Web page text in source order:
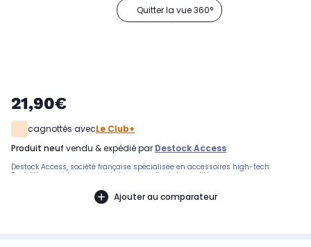
Quitter la vue 360°
21,90€
cagnottés avecLe Club+
produit neuf vendu & expédié par Destock Access
Destock Access, société française spécialisée en accessoires high-tech.
Expédition rapide avec suivi et service client de qualité.
Ajouter au comparateur